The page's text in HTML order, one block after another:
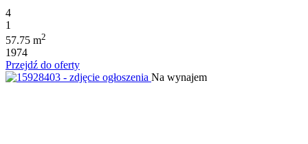
4
1
57.75 m2
1974
Przejdź do oferty
Na wynajem